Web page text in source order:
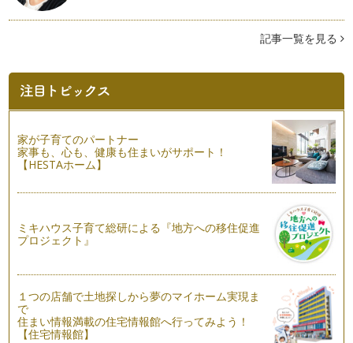
簡単ステキなおもてなし～ティータイム～
お友だちが遊びに来た時、どんなおもてなしをしています
簡単美味しいかぼちゃのオヤツ～かぼちゃチョコチップス～
前回はかぼちゃのニョッキの作り方でしたが、今回はスイー
ツ！ かぼちゃを使ったお菓子は、いろ…
残暑をあまり感じずに、秋がやってきましたね。１０月と言え
ば、ハロウィン。だいぶ日本にも定着…
簡単おいしいこどものランチ作り
夏休みが終わり、いつもの生活が戻ってきましたね！ 毎日の
お昼ご飯作りはワンパターン…
簡単ステキなお菓子作り～キラキラシュガークッキー～
最近、いろいろなお店でも見かけるようになってきたデコレー
ションされているクッキー…
簡単ステキなお菓子作り～カップケーキ～
手軽に作れるオヤツのひとつ、カップケーキ。 マフィ…
記事一覧を見る
家が子育てのパートナー
家事も、心も、健康も住まいがサポート！
【HESTAホーム】
ミキハウス子育て総研による『地方への移住促進
プロジェクト』
１つの店舗で土地探しから夢のマイホーム実現ま
で
住まい情報満載の住宅情報館へ行ってみよう！
【住宅情報館】